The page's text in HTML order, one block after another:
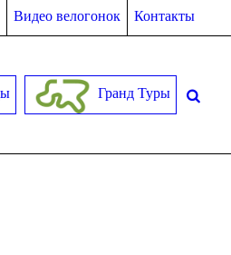
Видео велогонок Контакты
Гранд Туры